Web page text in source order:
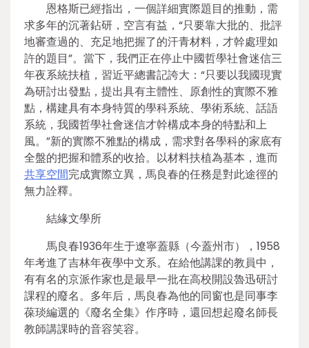
恩格斯已經指出，一個詳細實際題目的推動，需
求多年的沉著鉆研，空言有益，“只要靠大批的、批評
地審查過的、充足地把握了的汗青材料，才幹處理如
許的題目”。當下，我們正在停止中國哲學社會迷信三
年夜系統扶植，習近平總書記誇大：“只要以我國現實
為研討出發點，提出具有主體性、原創性的實際不雅
點，構建具有本身特質的學科系統、學術系統、話語
系統，我國哲學社會迷信才幹構成本身的特點和上
風。”新的實際不雅點的構成，需求對各學科的家底有
全盤的把握和體系的收拾。以材料扶植為基本，進而
共享空間完成實際立異，馬良春的任務是對此途徑的
無力詮釋。
結緣文學所
馬良春1936年生于遼寧蓋縣（今蓋州市），1958
年考進了吉林年夜學中文系。在給他講課的教員中，
有有名的京派作家也是最早一批在高校開設魯迅研討
課程的廢名。多年后，馬良春為他的同窗也是同事李
葆琰編選的《廢名全集》作序時，還回想起廢名師長
教師講課時的音容笑容。